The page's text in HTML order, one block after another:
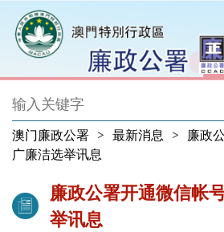
澳门廉政公署 > 最新消息 > 廉政
广廉洁选举讯息
廉政公署开通微信帐
举讯息